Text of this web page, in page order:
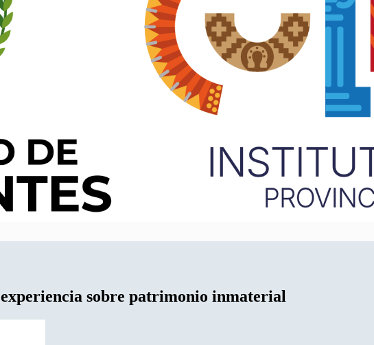
experiencia sobre patrimonio inmaterial